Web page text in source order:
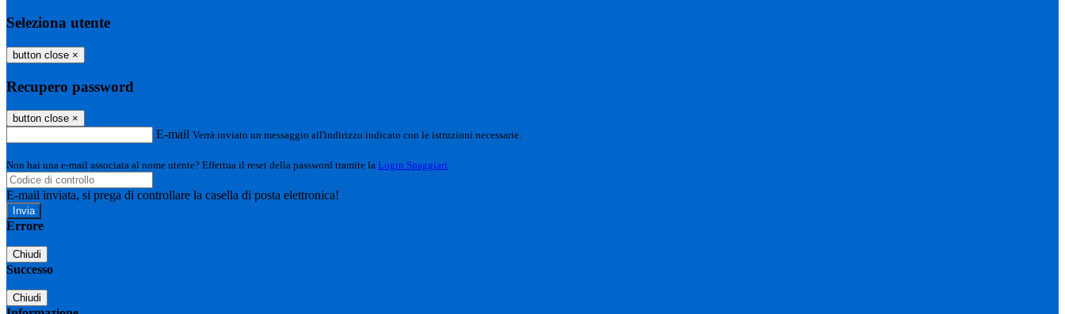
Seleziona utente
button close ×
Recupero password
button close ×
E-mail Verrà inviato un messaggio all'indirizzo indicato con le istruzioni necessarie.
Non hai una e-mail associata al nome utente? Effettua il reset della password tramite la Login Spaggiari
E-mail inviata, si prega di controllare la casella di posta elettronica!
Errore
Chiudi
Successo
Chiudi